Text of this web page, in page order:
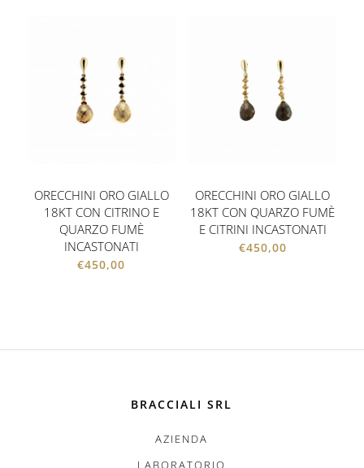
ORECCHINI ORO GIALLO
18KT CON CITRINO E
QUARZO FUMÈ
INCASTONATI
€450,00
ORECCHINI ORO GIALLO
18KT CON QUARZO FUMÈ
E CITRINI INCASTONATI
€450,00
BRACCIALI SRL
AZIENDA
LABORATORIO